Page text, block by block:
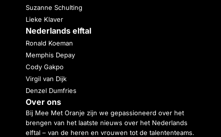
Suzanne Schulting
Lieke Klaver
Nederlands elftal
Ronald Koeman
Memphis Depay
Cody Gakpo
Virgil van Dijk
Denzel Dumfries
Over ons
Bij Mee Met Oranje zijn we gepassioneerd over het
brengen van het laatste nieuws over het Nederlands
elftal – van de heren en vrouwen tot de talententeams.